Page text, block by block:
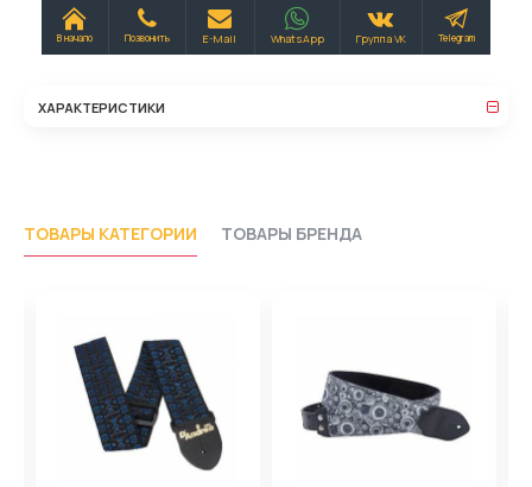
ХАРАКТЕРИСТИКИ
ТОВАРЫ КАТЕГОРИИ ТОВАРЫ БРЕНДА